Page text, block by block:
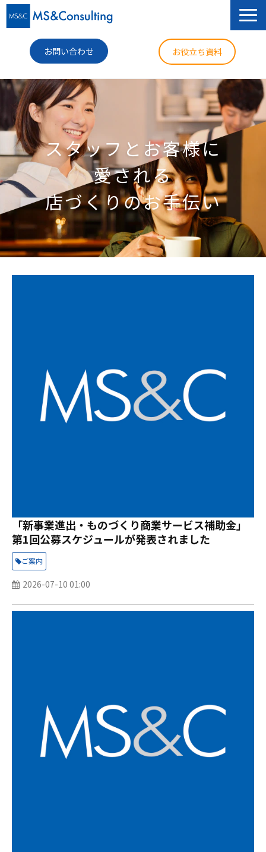
お問い合わせ お役立ち資料
サービス
セミナー
導入事例
コラム
ニュース
企業情報
スタッフとお客様に
愛される
店づくりのお手伝い
「新事業進出・ものづくり商業サービス補助金」
第1回公募スケジュールが発表されました
ご案内
2026-07-10 01:00